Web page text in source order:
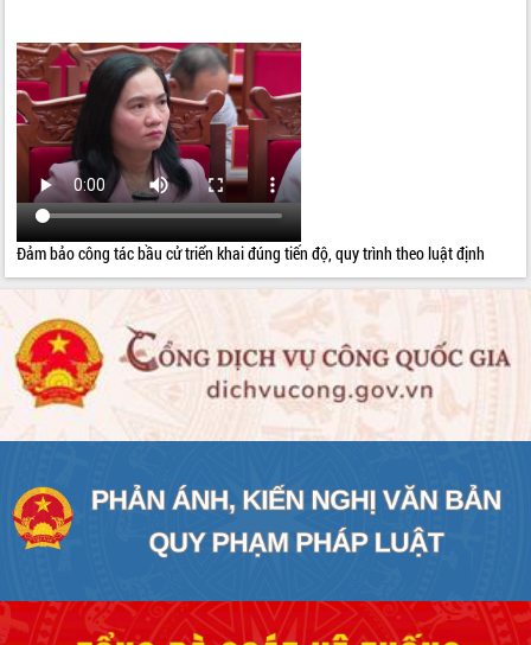
Đảm bảo công tác bầu cử triển khai đúng tiến độ, quy trình theo luật định